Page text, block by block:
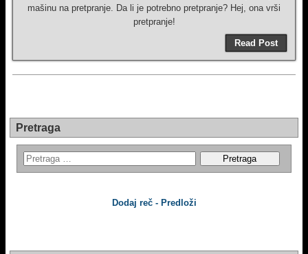
mašinu na pretpranje. Da li je potrebno pretpranje? Hej, ona vrši
pretpranje!
Read Post
Pretraga
Dodaj reč - Predloži